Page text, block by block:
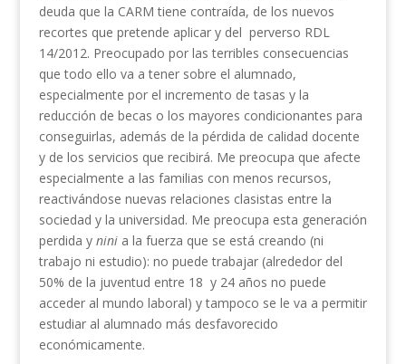
deuda que la CARM tiene contraída, de los nuevos
recortes que pretende aplicar y del perverso RDL
14/2012. Preocupado por las terribles consecuencias
que todo ello va a tener sobre el alumnado,
especialmente por el incremento de tasas y la
reducción de becas o los mayores condicionantes para
conseguirlas, además de la pérdida de calidad docente
y de los servicios que recibirá. Me preocupa que afecte
especialmente a las familias con menos recursos,
reactivándose nuevas relaciones clasistas entre la
sociedad y la universidad. Me preocupa esta generación
perdida y ninia la fuerza que se está creando (ni
trabajo ni estudio): no puede trabajar (alrededor del
50% de la juventud entre 18 y 24 años no puede
acceder al mundo laboral) y tampoco se le va a permitir
estudiar al alumnado más desfavorecido
económicamente.